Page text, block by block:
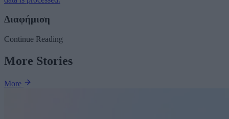
Διαφήμιση
Continue Reading
More Stories
More